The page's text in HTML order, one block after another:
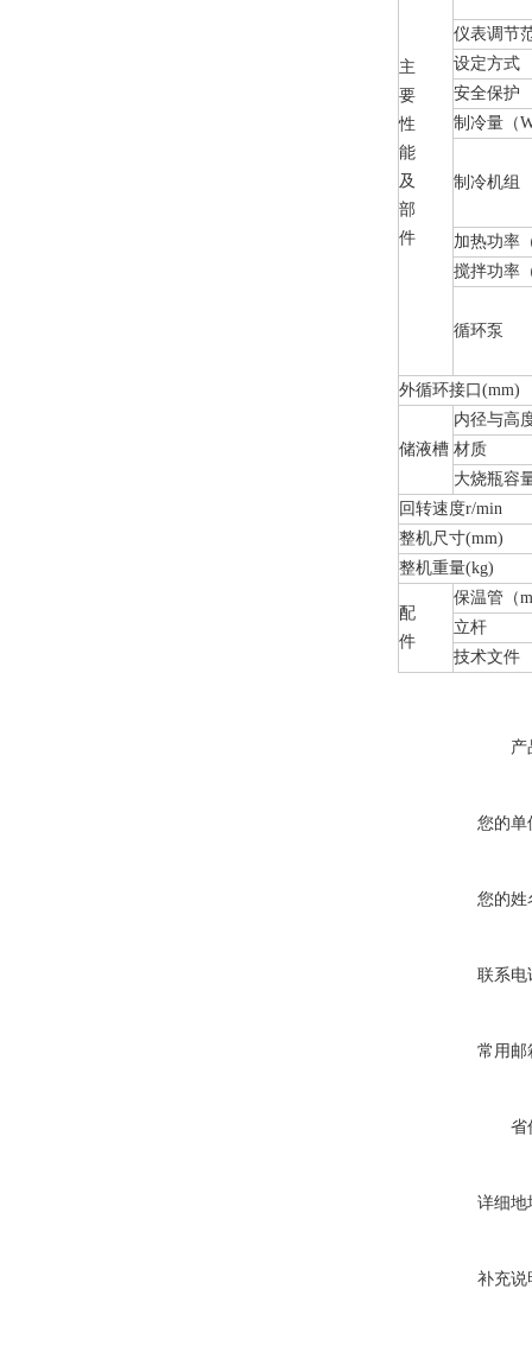
主
要
性
能
及
部
件
仪表调节
设定方式
安全保护
制冷量（
制冷机组
加热功率
搅拌功率
循环泵
外循环接口(mm)
储液槽
内径与高
材质
大烧瓶容
回转速度r/min
整机尺寸(mm)
整机重量(kg)
配
件
保温管（
立杆
技术文件
产
您的单
您的姓
联系电
常用邮
省
详细地
补充说